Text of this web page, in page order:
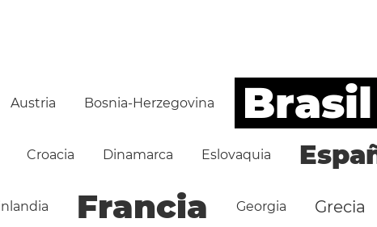
Austria Bosnia-Herzegovina Brasil
Croacia Dinamarca Eslovaquia
Francia Georgia Grecia